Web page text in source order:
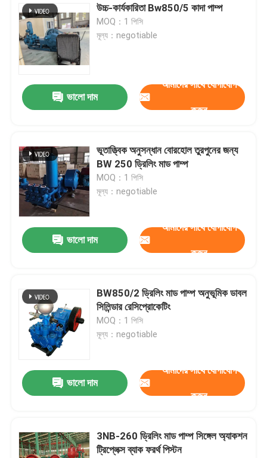
উচ্চ-কার্যকারিতা Bw850/5 কাদা পাম্প
MOQ：1 পিসি
মূল্য：negotiable
ভালো দাম
আমাদের সাথে যোগাযোগ
করুন
ভূতাত্ত্বিক অনুসন্ধান বোরহোল তুরপুনের জন্য
BW 250 ড্রিলিং মাড পাম্প
MOQ：1 পিসি
মূল্য：negotiable
ভালো দাম
আমাদের সাথে যোগাযোগ
করুন
BW850/2 ড্রিলিং মাড পাম্প অনুভূমিক ডাবল
সিলিন্ডার রেসিপ্রোকেটিং
MOQ：1 পিসি
মূল্য：negotiable
ভালো দাম
আমাদের সাথে যোগাযোগ
করুন
3NB-260 ড্রিলিং মাড পাম্প সিঙ্গেল অ্যাকশন
ট্রিপ্লেক্স ব্যাক ফরর্থ পিস্টন